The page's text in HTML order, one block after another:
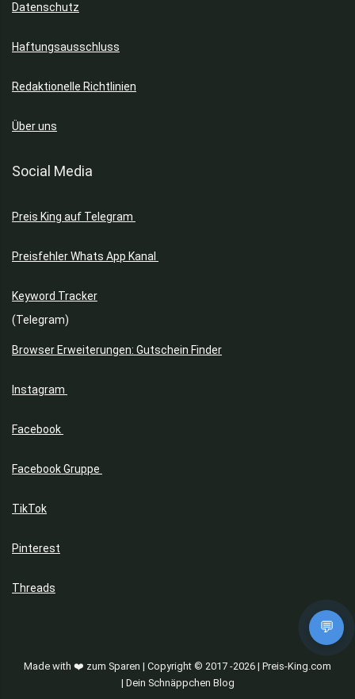
Datenschutz
Haftungsausschluss
Redaktionelle Richtlinien
Über uns
Social Media
Preis King auf Telegram
Preisfehler Whats App Kanal
Keyword Tracker
(Telegram)
Browser Erweiterungen: Gutschein Finder
Instagram
Facebook
Facebook Gruppe
TikTok
Pinterest
Threads
Made with ❤️ zum Sparen | Copyright © 2017 -2026 | Preis-King.com
| Dein Schnäppchen Blog
💬